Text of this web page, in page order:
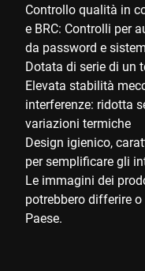
Controllo qualità in
e BRC: Controlli per
da password e
Dotata di serie di un
Elevata stabilità
interferenze: ridotta
variazioni termiche
Design igienico,
per semplificare gli
Le immagini dei
potrebbero differire
Paese.